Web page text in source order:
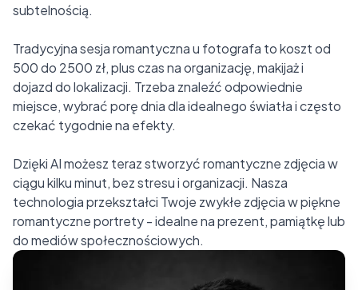
subtelnością.
Tradycyjna sesja romantyczna u fotografa to koszt od
500 do 2500 zł, plus czas na organizację, makijaż i
dojazd do lokalizacji. Trzeba znaleźć odpowiednie
miejsce, wybrać porę dnia dla idealnego światła i często
czekać tygodnie na efekty.
Dzięki AI możesz teraz stworzyć romantyczne zdjęcia w
ciągu kilku minut, bez stresu i organizacji. Nasza
technologia przekształci Twoje zwykłe zdjęcia w piękne
romantyczne portrety - idealne na prezent, pamiątkę lub
do mediów społecznościowych.